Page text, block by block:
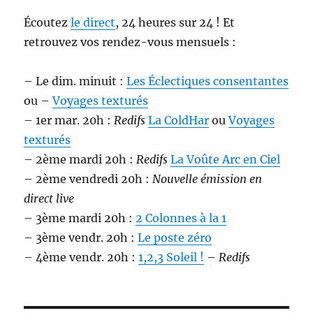
Écoutezle direct, 24 heures sur 24 ! Et
retrouvez vos rendez-vous mensuels :
– Le dim. minuit :Les Éclectiques consentantes
ou –Voyages texturés
– 1er mar. 20h :Redifs La ColdHar ouVoyages
texturés
– 2ème mardi 20h :Redifs La Voûte Arc en Ciel
– 2ème vendredi 20h :Nouvelle émission en
direct live
– 3ème mardi 20h :2 Colonnes à la 1
– 3ème vendr. 20h :Le poste zéro
– 4ème vendr. 20h :1,2,3 Soleil ! –Redifs